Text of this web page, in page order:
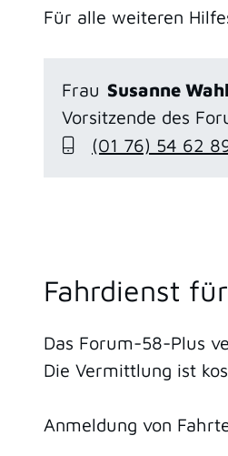
Für alle weiteren
Frau Susanne Wahl
Vorsitzende des
(01 76) 54 62
Fahrdienst
Das Forum-58-Plus
Die Vermittlung ist
Anmeldung von